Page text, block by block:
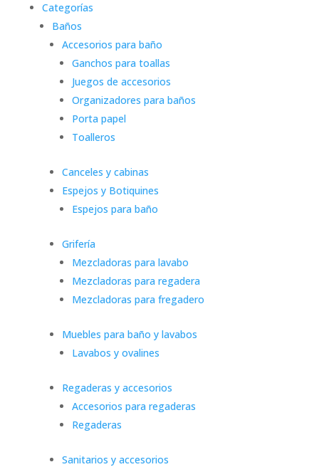
Categorías
Baños
Accesorios para baño
Ganchos para toallas
Juegos de accesorios
Organizadores para baños
Porta papel
Toalleros
Canceles y cabinas
Espejos y Botiquines
Espejos para baño
Grifería
Mezcladoras para lavabo
Mezcladoras para regadera
Mezcladoras para fregadero
Muebles para baño y lavabos
Lavabos y ovalines
Regaderas y accesorios
Accesorios para regaderas
Regaderas
Sanitarios y accesorios